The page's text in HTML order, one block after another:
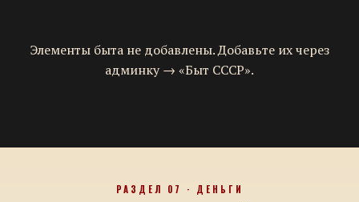
Элементы быта не добавлены. Добавьте их через
админку → «Быт СССР».
РАЗДЕЛ 07 · ДЕНЬГИ